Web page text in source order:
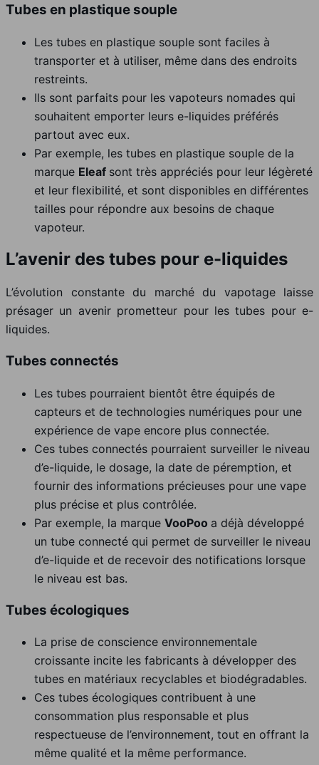
Tubes en plastique souple
Les tubes en plastique souple sont faciles à
transporter et à utiliser, même dans des endroits
restreints.
Ils sont parfaits pour les vapoteurs nomades qui
souhaitent emporter leurs e-liquides préférés
partout avec eux.
Par exemple, les tubes en plastique souple de la
marque Eleaf sont très appréciés pour leur légèreté
et leur flexibilité, et sont disponibles en différentes
tailles pour répondre aux besoins de chaque
vapoteur.
L’avenir des tubes pour e-liquides
L’évolution constante du marché du vapotage laisse
présager un avenir prometteur pour les tubes pour e-
liquides.
Tubes connectés
Les tubes pourraient bientôt être équipés de
capteurs et de technologies numériques pour une
expérience de vape encore plus connectée.
Ces tubes connectés pourraient surveiller le niveau
d’e-liquide, le dosage, la date de péremption, et
fournir des informations précieuses pour une vape
plus précise et plus contrôlée.
Par exemple, la marque VooPoo a déjà développé
un tube connecté qui permet de surveiller le niveau
d’e-liquide et de recevoir des notifications lorsque
le niveau est bas.
Tubes écologiques
La prise de conscience environnementale
croissante incite les fabricants à développer des
tubes en matériaux recyclables et biodégradables.
Ces tubes écologiques contribuent à une
consommation plus responsable et plus
respectueuse de l’environnement, tout en offrant la
même qualité et la même performance.